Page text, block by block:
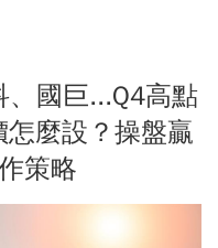
國巨...Q4高點
麼設？操盤贏
策略